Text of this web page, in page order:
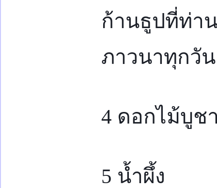
ก้านธูปที่ท่า
ภาวนาทุกวัน
4 ดอกไม้บูช
5 น้ำผึ้ง